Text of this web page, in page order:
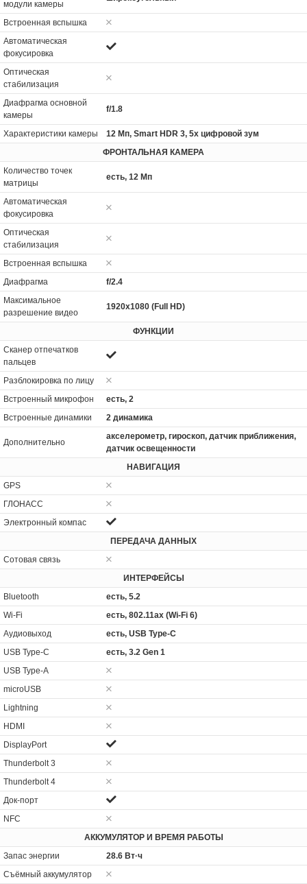
модули камеры
Встроенная вспышка
Автоматическая
фокусировка
Оптическая
стабилизация
Диафрагма основной
камеры
f/1.8
Характеристики камеры
12 Мп, Smart HDR 3, 5x цифровой зум
ФРОНТАЛЬНАЯ КАМЕРА
Количество точек
матрицы
есть, 12 Мп
Автоматическая
фокусировка
Оптическая
стабилизация
Встроенная вспышка
Диафрагма
f/2.4
Максимальное
разрешение видео
1920x1080 (Full HD)
ФУНКЦИИ
Сканер отпечатков
пальцев
Разблокировка по лицу
Встроенный микрофон
есть, 2
Встроенные динамики
2 динамика
Дополнительно
акселерометр, гироскоп, датчик приближения,
датчик освещенности
НАВИГАЦИЯ
GPS
ГЛОНАСС
Электронный компас
ПЕРЕДАЧА ДАННЫХ
Сотовая связь
ИНТЕРФЕЙСЫ
Bluetooth
есть, 5.2
Wi-Fi
есть, 802.11ax (Wi-Fi 6)
Аудиовыход
есть, USB Type-C
USB Type-C
есть, 3.2 Gen 1
USB Type-A
microUSB
Lightning
HDMI
DisplayPort
Thunderbolt 3
Thunderbolt 4
Док-порт
NFC
АККУМУЛЯТОР И ВРЕМЯ РАБОТЫ
Запас энергии
28.6 Вт·ч
Cъёмный аккумулятор